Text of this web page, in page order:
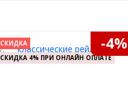
СКИДКА
СКИДКА 4% ПРИ ОНЛАЙН ОПЛАТЕ
-4%